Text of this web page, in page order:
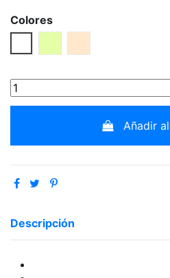
Colores
Añadir
Descripción